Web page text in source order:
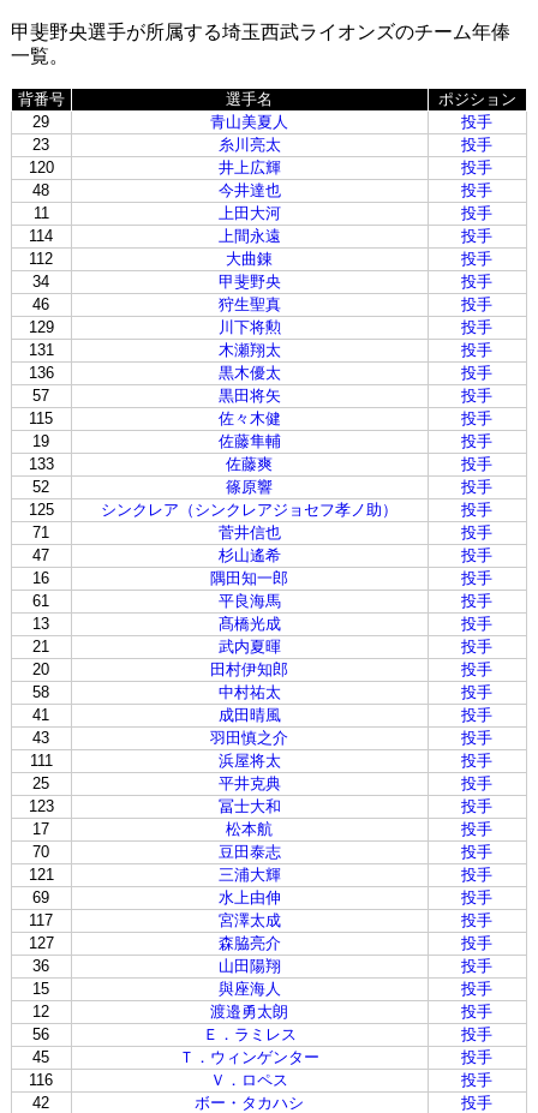
甲斐野央選手が所属する埼玉西武ライオンズのチーム年俸
一覧。
背番号 選手名
ポジション
29
青山美夏人
投手
23
糸川亮太
投手
120
井上広輝
投手
48
今井達也
投手
11
上田大河
投手
114
上間永遠
投手
112
大曲錬
投手
34
甲斐野央
投手
46
狩生聖真
投手
129
川下将勲
投手
131
木瀬翔太
投手
136
黒木優太
投手
57
黒田将矢
投手
115
佐々木健
投手
19
佐藤隼輔
投手
133
佐藤爽
投手
52
篠原響
投手
125
シンクレア（シンクレアジョセフ孝ノ助）
投手
71
菅井信也
投手
47
杉山遙希
投手
16
隅田知一郎
投手
61
平良海馬
投手
13
髙橋光成
投手
21
武内夏暉
投手
20
田村伊知郎
投手
58
中村祐太
投手
41
成田晴風
投手
43
羽田慎之介
投手
111
浜屋将太
投手
25
平井克典
投手
123
冨士大和
投手
17
松本航
投手
70
豆田泰志
投手
121
三浦大輝
投手
69
水上由伸
投手
117
宮澤太成
投手
127
森脇亮介
投手
36
山田陽翔
投手
15
與座海人
投手
12
渡邉勇太朗
投手
56
Ｅ．ラミレス
投手
45
Ｔ．ウィンゲンター
投手
116
Ｖ．ロペス
投手
42
ボー・タカハシ
投手